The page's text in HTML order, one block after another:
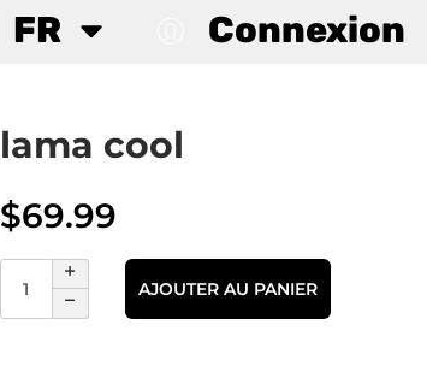
FR Connexion
lama cool
$69.99
AJOUTER AU PANIER